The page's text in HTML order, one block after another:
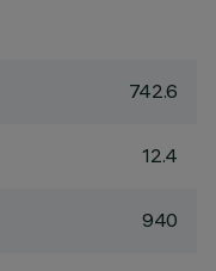
742.6
12.4
940